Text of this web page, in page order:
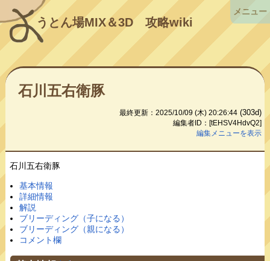
うとん場MIX＆3D攻略wiki
石川五右衛豚
最終更新：2025/10/09 (木) 20:26:44 (303d)
編集者ID：[tEHSV4HdvQ2]
編集メニューを表示
石川五右衛豚
基本情報
詳細情報
解説
ブリーディング（子になる）
ブリーディング（親になる）
コメント欄
メニュー